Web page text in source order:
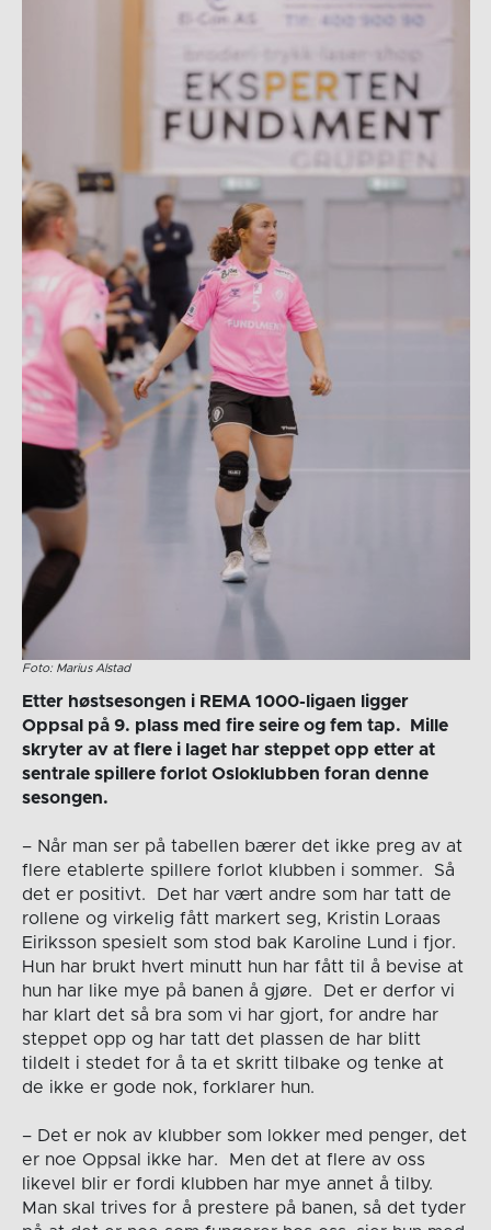
Foto: Marius Alstad
Etter høstsesongen i REMA 1000-ligaen ligger
Oppsal på 9. plass med fire seire og fem tap. Mille
skryter av at flere i laget har steppet opp etter at
sentrale spillere forlot Osloklubben foran denne
sesongen.
– Når man ser på tabellen bærer det ikke preg av at
flere etablerte spillere forlot klubben i sommer. Så
det er positivt. Det har vært andre som har tatt de
rollene og virkelig fått markert seg, Kristin Loraas
Eiriksson spesielt som stod bak Karoline Lund i fjor.
Hun har brukt hvert minutt hun har fått til å bevise at
hun har like mye på banen å gjøre. Det er derfor vi
har klart det så bra som vi har gjort, for andre har
steppet opp og har tatt det plassen de har blitt
tildelt i stedet for å ta et skritt tilbake og tenke at
de ikke er gode nok, forklarer hun.
– Det er nok av klubber som lokker med penger, det
er noe Oppsal ikke har. Men det at flere av oss
likevel blir er fordi klubben har mye annet å tilby.
Man skal trives for å prestere på banen, så det tyder